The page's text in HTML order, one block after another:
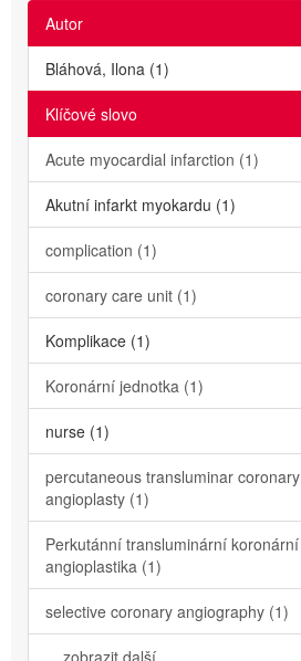
Autor
Bláhová, Ilona (1)
Klíčové slovo
Acute myocardial infarction (1)
Akutní infarkt myokardu (1)
complication (1)
coronary care unit (1)
Komplikace (1)
Koronární jednotka (1)
nurse (1)
percutaneous transluminar coronary
angioplasty (1)
Perkutánní transluminární koronární
angioplastika (1)
selective coronary angiography (1)
... zobrazit další